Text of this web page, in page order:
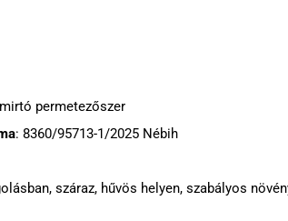
permetezőszer
: 8360/95713-1/2025 Nébih
száraz, hűvös helyen, szabályos